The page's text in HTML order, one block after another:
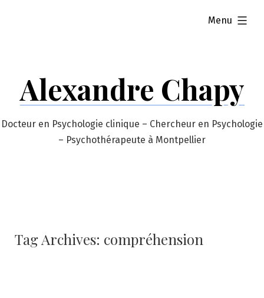
Alexandre Chapy
Docteur en Psychologie clinique – Chercheur en Psychologie
– Psychothérapeute à Montpellier
Menu
expanded
Tag Archives: compréhension